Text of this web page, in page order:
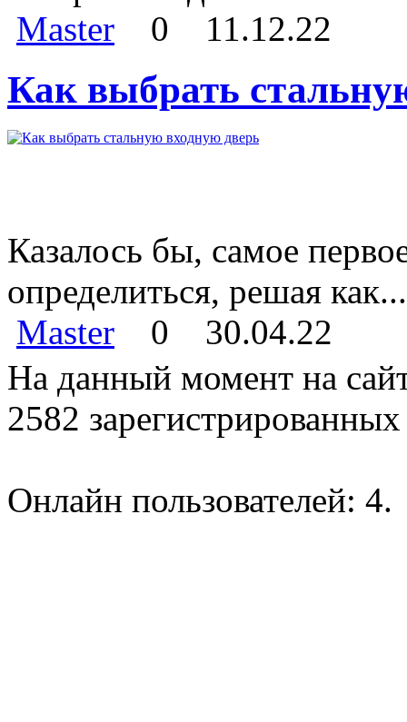
Master
0 11.12.22
Как выбрать
Казалось бы, самое
определиться, решая как...
Master
0
30.04.22
На данный момент на
2582 зарегистрированных
Онлайн пользователей: 4.